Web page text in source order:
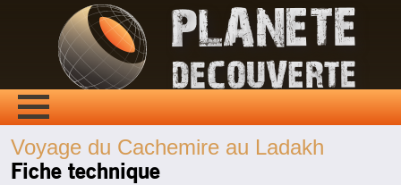
Voyage du Cachemire au Ladakh
Fiche technique